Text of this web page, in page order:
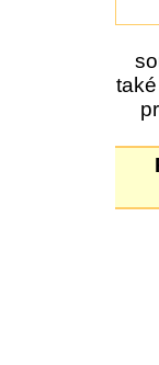
také